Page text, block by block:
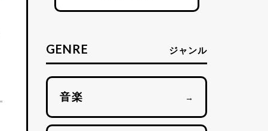
GENRE ジャンル
音楽 →